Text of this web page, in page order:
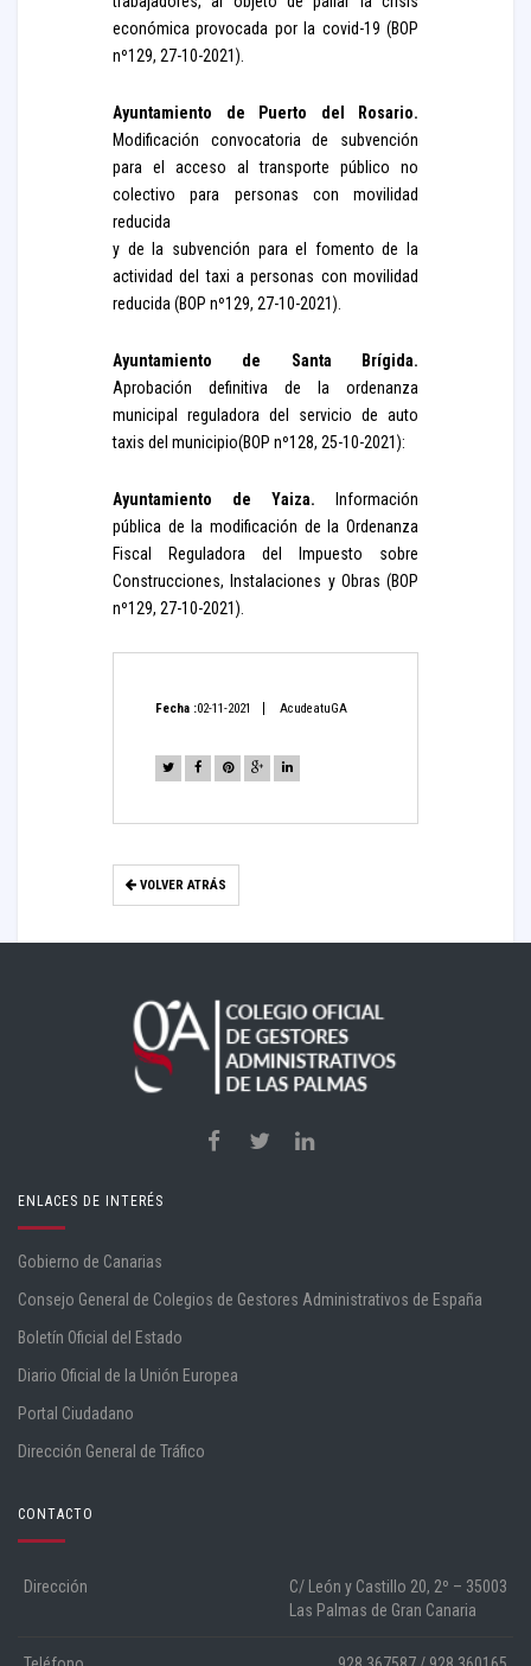
económica provocada por la covid-19 (BOP
nº129, 27-10-2021).
Ayuntamiento de Puerto del Rosario.
Modificación convocatoria de subvención
para el acceso al transporte público no
colectivo para personas con movilidad
reducida
y de la subvención para el fomento de la
actividad del taxi a personas con movilidad
reducida (BOP nº129, 27-10-2021).
Ayuntamiento de Santa Brígida.
Aprobación definitiva de la ordenanza
municipal reguladora del servicio de auto
taxis del municipio(BOP nº128, 25-10-2021):
Ayuntamiento de Yaiza.
Información
pública de la modificación de la Ordenanza
Fiscal Reguladora del Impuesto sobre
Construcciones, Instalaciones y Obras (BOP
nº129, 27-10-2021).
Fecha :02-11-2021 AcudeatuGA
VOLVER ATRÁS
ENLACES DE INTERÉS
Gobierno de Canarias
Consejo General de Colegios de Gestores Administrativos de España
Boletín Oficial del Estado
Diario Oficial de la Unión Europea
Portal Ciudadano
Dirección General de Tráfico
CONTACTO
Dirección
C/ León y Castillo 20, 2º – 35003
Las Palmas de Gran Canaria